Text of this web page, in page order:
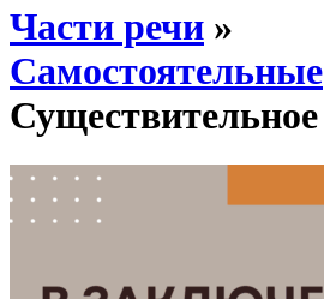
Части речи »
Самостоятельные
Существительное